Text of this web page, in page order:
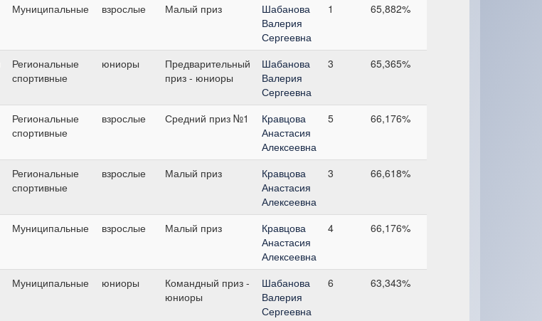
Муниципальные взрослые Малый приз
Шабанова
Валерия
Сергеевна
1 65,882%
Региональные
спортивные
юниоры
Предварительный
приз - юниоры
Шабанова
Валерия
Сергеевна
3 65,365%
Региональные
спортивные
взрослые Средний приз №1
Кравцова
Анастасия
Алексеевна
5 66,176%
Региональные
спортивные
взрослые Малый приз
Кравцова
Анастасия
Алексеевна
3 66,618%
Муниципальные взрослые Малый приз
Кравцова
Анастасия
Алексеевна
4 66,176%
Муниципальные юниоры
Командный приз -
юниоры
Шабанова
Валерия
Сергеевна
6 63,343%